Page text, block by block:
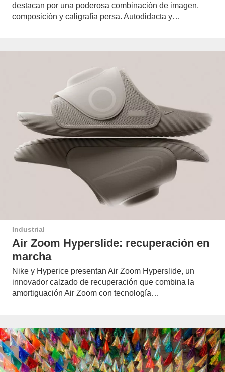
destacan por una poderosa combinación de imagen,
composición y caligrafía persa. Autodidacta y…
Industrial
Air Zoom Hyperslide: recuperación en
marcha
Nike y Hyperice presentan Air Zoom Hyperslide, un
innovador calzado de recuperación que combina la
amortiguación Air Zoom con tecnología…